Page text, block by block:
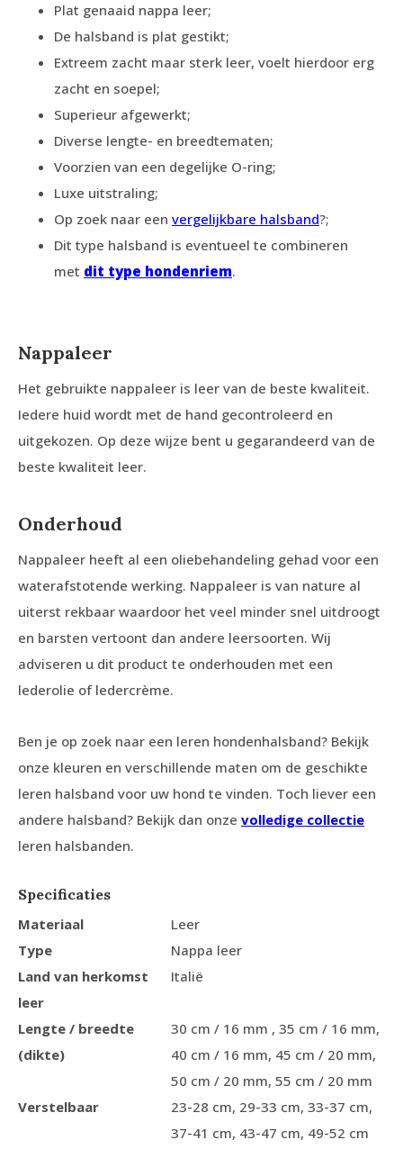
Plat genaaid nappa leer;
De halsband is plat gestikt;
Extreem zacht maar sterk leer, voelt hierdoor erg
zacht en soepel;
Superieur afgewerkt;
Diverse lengte- en breedtematen;
Voorzien van een degelijke O-ring;
Luxe uitstraling;
Op zoek naar een vergelijkbare halsband?;
Dit type halsband is eventueel te combineren
met dit type hondenriem.
Nappaleer
Het gebruikte nappaleer is leer van de beste kwaliteit.
Iedere huid wordt met de hand gecontroleerd en
uitgekozen. Op deze wijze bent u gegarandeerd van de
beste kwaliteit leer.
Onderhoud
Nappaleer heeft al een oliebehandeling gehad voor een
waterafstotende werking. Nappaleer is van nature al
uiterst rekbaar waardoor het veel minder snel uitdroogt
en barsten vertoont dan andere leersoorten. Wij
adviseren u dit product te onderhouden met een
lederolie of ledercrème.
Ben je op zoek naar een leren hondenhalsband? Bekijk
onze kleuren en verschillende maten om de geschikte
leren halsband voor uw hond te vinden. Toch liever een
andere halsband? Bekijk dan onze volledige collectie
leren halsbanden.
Specificaties
Materiaal
Leer
Type
Nappa leer
Land van herkomst
leer
Italië
Lengte / breedte
(dikte)
30 cm / 16 mm , 35 cm / 16 mm,
40 cm / 16 mm, 45 cm / 20 mm,
50 cm / 20 mm, 55 cm / 20 mm
Verstelbaar
23-28 cm, 29-33 cm, 33-37 cm,
37-41 cm, 43-47 cm, 49-52 cm